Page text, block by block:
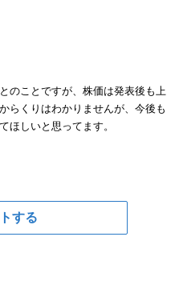
のことですが、株価は発表後も上
らくりはわかりませんが、今後も
ほしいと思ってます。
する